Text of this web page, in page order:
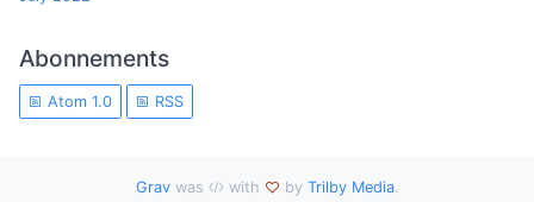
Abonnements
Atom 1.0 RSS
Gravwas with by Trilby Media.